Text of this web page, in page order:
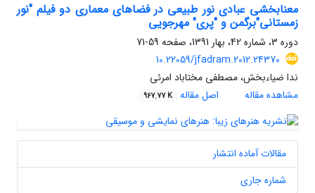
معنابخشی عبادی نور طبیعی در فضاهای معماری دو فیلم "نور
زمستانی"برگمن و "پری" مهرجویی
دوره 3، شماره 42، بهار 1391، صفحه
59-71
10.22059/jfadram.2012.24370
ندا ضیاءبخش، مصطفی مختاباد امرئی
مشاهده مقاله
اصل مقاله 967.77 K
مقالات آماده انتشار
شماره جاری